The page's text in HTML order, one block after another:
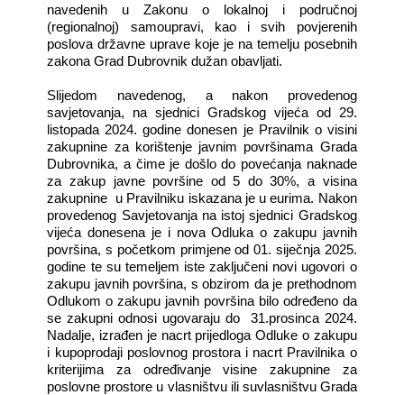
navedenih u Zakonu o lokalnoj i područnoj
(regionalnoj) samoupravi, kao i svih povjerenih
poslova državne uprave koje je na temelju posebnih
zakona Grad Dubrovnik dužan obavljati.
Slijedom navedenog, a nakon provedenog
savjetovanja, na sjednici Gradskog vijeća od 29.
listopada 2024. godine donesen je Pravilnik o visini
zakupnine za korištenje javnim površinama Grada
Dubrovnika, a čime je došlo do povećanja naknade
za zakup javne površine od 5 do 30%, a visina
zakupnine
u Pravilniku iskazana je u eurima. Nakon
provedenog Savjetovanja na istoj sjednici Gradskog
vijeća donesena je i nova Odluka o zakupu javnih
površina, s početkom primjene od 01. siječnja 2025.
godine te su temeljem iste zaključeni novi ugovori o
zakupu javnih površina, s obzirom da je prethodnom
Odlukom o zakupu javnih površina bilo određeno da
se zakupni odnosi ugovaraju do
31.prosinca 2024.
Nadalje, izrađen je nacrt prijedloga Odluke o zakupu
i kupoprodaji poslovnog prostora i nacrt Pravilnika o
kriterijima za određivanje visine zakupnine za
poslovne prostore u vlasništvu ili suvlasništvu Grada